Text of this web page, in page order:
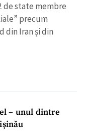
de state membre
precum
din Iran și din
– unul dintre